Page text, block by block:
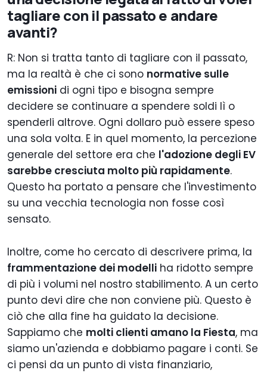
tagliare con il passato e andare
avanti?
R: Non si tratta tanto di tagliare con il passato,
ma la realtà è che ci sono normative sulle
emissioni di ogni tipo e bisogna sempre
decidere se continuare a spendere soldi lì o
spenderli altrove. Ogni dollaro può essere speso
una sola volta. E in quel momento, la percezione
generale del settore era che l'adozione degli EV
sarebbe cresciuta molto più rapidamente.
Questo ha portato a pensare che l'investimento
su una vecchia tecnologia non fosse così
sensato.
Inoltre, come ho cercato di descrivere prima, la
frammentazione dei modelli ha ridotto sempre
di più i volumi nel nostro stabilimento. A un certo
punto devi dire che non conviene più. Questo è
ciò che alla fine ha guidato la decisione.
Sappiamo che molti clienti amano la Fiesta, ma
siamo un'azienda e dobbiamo pagare i conti. Se
ci pensi da un punto di vista finanziario,